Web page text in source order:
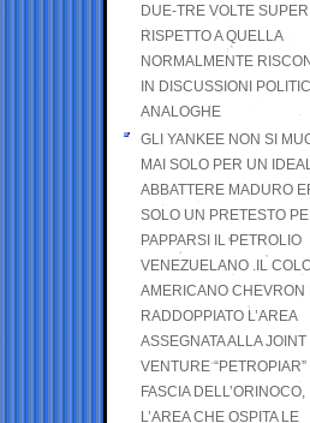
DUE-TRE VOLTE
RISPETTO A QUELLA
NORMALMENTE
IN DISCUSSIONI
ANALOGHE
GLI YANKEE NON SI
MAI SOLO PER UN
ABBATTERE MADURO
SOLO UN PRETESTO
PAPPARSI IL PETROLIO
VENEZUELANO .IL
AMERICANO CHEVRON
RADDOPPIATO L’AREA
ASSEGNATA ALLA JOINT
VENTURE
FASCIA DELL’ORINOCO,
L’AREA CHE OSPITA LE